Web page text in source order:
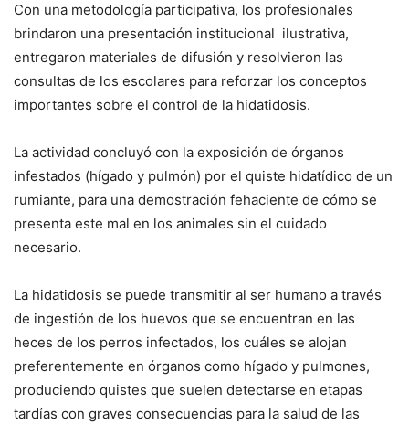
Con una metodología participativa, los profesionales
brindaron una presentación institucional ilustrativa,
entregaron materiales de difusión y resolvieron las
consultas de los escolares para reforzar los conceptos
importantes sobre el control de la hidatidosis.
La actividad concluyó con la exposición de órganos
infestados (hígado y pulmón) por el quiste hidatídico de un
rumiante, para una demostración fehaciente de cómo se
presenta este mal en los animales sin el cuidado
necesario.
La hidatidosis se puede transmitir al ser humano a través
de ingestión de los huevos que se encuentran en las
heces de los perros infectados, los cuáles se alojan
preferentemente en órganos como hígado y pulmones,
produciendo quistes que suelen detectarse en etapas
tardías con graves consecuencias para la salud de las